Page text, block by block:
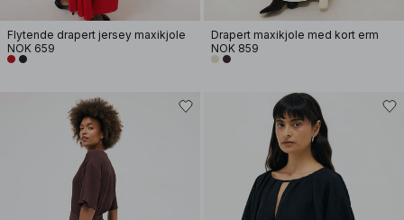
Flytende drapert jersey maxikjole
NOK 659
Drapert maxikjole med kort erm
NOK 859